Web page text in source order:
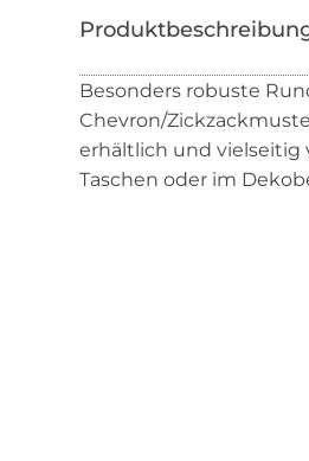
Besonders robuste
Chevron/
erhältlich und vielseitig
Taschen oder im